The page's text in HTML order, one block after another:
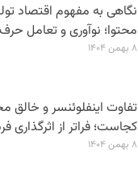
نگاهی به مفهوم اقتصاد
محتوا؛ نوآوری و تعامل
۸ بهمن ۱۴۰۴
تفاوت اینفلوئنسر و خالق
کجاست؛ فراتر از اثرگذاری
۸ بهمن ۱۴۰۴